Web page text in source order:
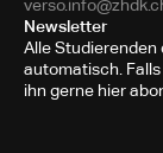
Newsletter
Alle Studierenden
automatisch.
ihn gerne hier